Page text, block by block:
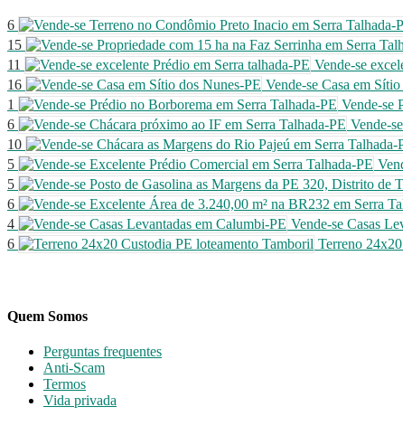
6
15
11
Vende-se
16
Vende-se Casa em
1
Vende-se
6
Vende-
10
5
5
6
4
Vende-se Casas
6
Terreno
Quem Somos
Perguntas frequentes
Anti-Scam
Termos
Vida privada